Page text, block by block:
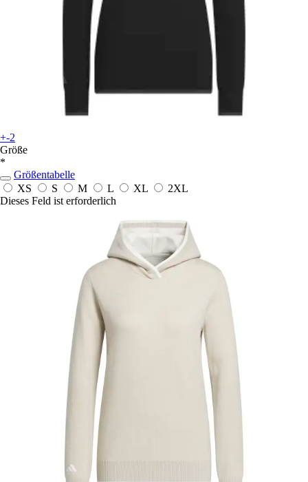
+-2
Größe
*
Größentabelle
XS
S M L XL
2XL
Dieses Feld ist erforderlich